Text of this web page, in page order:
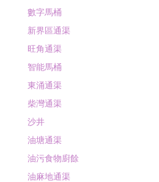
數字馬桶
新界區通渠
旺角通渠
智能馬桶
東涌通渠
柴灣通渠
沙井
油塘通渠
油污食物廚餘
油麻地通渠